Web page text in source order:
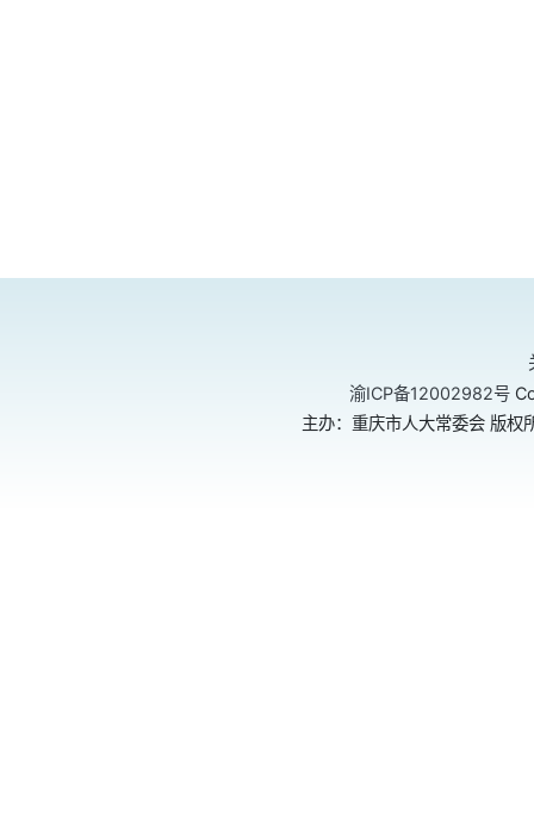
渝ICP备12002982号
主办：重庆市人大常委会 版